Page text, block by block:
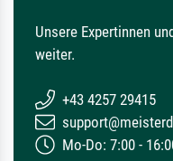
Unsere Expertinnen
weiter.
+43 4257 29415
Mo-Do: 7:00 -